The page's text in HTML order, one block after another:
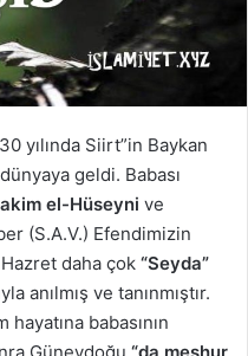
yılında Siirt”in Baykan
geldi. Babası
el-Hüseyni ve
(S.A.V.) Efendimizin
daha çok “Seyda”
anılmış ve tanınmıştır.
babasının